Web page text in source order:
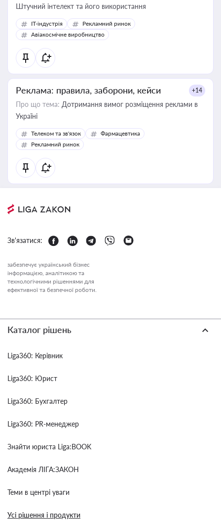
Штучний інтелект та його використання
IT-індустрія
Рекламний ринок
Авіакосмічне виробництво
Реклама: правила, заборони, кейси +14
Про що тема: Дотримання вимог розміщення реклами в
Україні
Телеком та зв'язок
Фармацевтика
Рекламний ринок
Зв'язатися:
забезпечує український бізнес
інформацією, аналітикою та
технологічними рішеннями для
ефективної та безпечної роботи.
Каталог рішень
Liga360: Керівник
Liga360: Юрист
Liga360: Бухгалтер
Liga360: PR-менеджер
Знайти юриста Liga:BOOK
Академія ЛІГА:ЗАКОН
Теми в центрі уваги
Усі рішення і продукти